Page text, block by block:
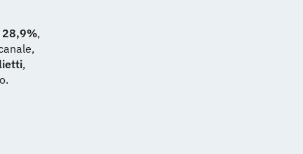
28,9%,
,